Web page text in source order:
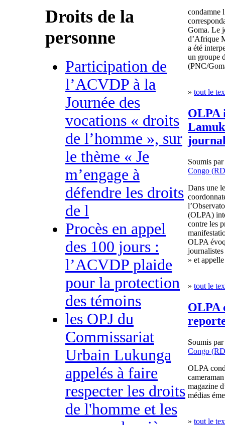
Droits de la
personne
Participation de
l’ACVDP à la
Journée des
vocations « droits
de l’homme », sur
le thème « Je
m’engage à
défendre les droits
de l
Procès en appel
des 100 jours :
l’ACVDP plaide
pour la protection
des témoins
les OPJ du
Commissariat
Urbain Lukunga
appelés à faire
respecter les droits
de l'homme et les
condamne
Goma. Le
d’Afrique
a été
un groupe
(PNC/
» tout le
OLPA
Soumis par
Congo
Dans une
(OLPA)
contre les
OLPA
» et
» tout le
OLPA
Soumis par
Congo
OLPA
magazine
médias
» tout le